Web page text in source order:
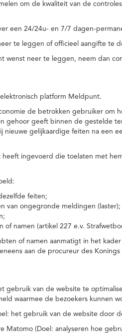
om de kwaliteit van de
een 24/24u- en 7/7 dagen-
te leggen of officieel aangifte te
wenst neer te leggen, neem dan
platform Meldpunt.
de betrokken gebruiker om
gehoor geeft binnen de gestelde
nieuwe gelijkaardige feiten na een
ingevoerd die toelaten met
feiten;
van ongegronde meldingen (laster);
namen (artikel 227 e.v.
of namen aanmatigt in het
aan de procureur des
gebruik van de website te
waarmee de bezoekers kunnen
het gebruik van de website door
Matomo (Doel: analyseren hoe